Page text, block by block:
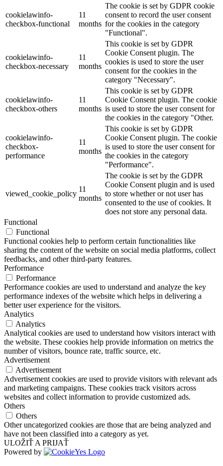
cookielawinfo-
checkbox-functional
11
months
The cookie is set by GDPR cookie
consent to record the user consent
for the cookies in the category
"Functional".
cookielawinfo-
checkbox-necessary
11
months
This cookie is set by GDPR
Cookie Consent plugin. The
cookies is used to store the user
consent for the cookies in the
category "Necessary".
cookielawinfo-
checkbox-others
11
months
This cookie is set by GDPR
Cookie Consent plugin. The cookie
is used to store the user consent for
the cookies in the category "Other.
cookielawinfo-
checkbox-
performance
11
months
This cookie is set by GDPR
Cookie Consent plugin. The cookie
is used to store the user consent for
the cookies in the category
"Performance".
viewed_cookie_policy
11
months
The cookie is set by the GDPR
Cookie Consent plugin and is used
to store whether or not user has
consented to the use of cookies. It
does not store any personal data.
Functional
Functional
Functional cookies help to perform certain functionalities like
sharing the content of the website on social media platforms, collect
feedbacks, and other third-party features.
Performance
Performance
Performance cookies are used to understand and analyze the key
performance indexes of the website which helps in delivering a
better user experience for the visitors.
Analytics
Analytics
Analytical cookies are used to understand how visitors interact with
the website. These cookies help provide information on metrics the
number of visitors, bounce rate, traffic source, etc.
Advertisement
Advertisement
Advertisement cookies are used to provide visitors with relevant ads
and marketing campaigns. These cookies track visitors across
websites and collect information to provide customized ads.
Others
Others
Other uncategorized cookies are those that are being analyzed and
have not been classified into a category as yet.
ULOŽIŤ A PRIJAŤ
Powered by